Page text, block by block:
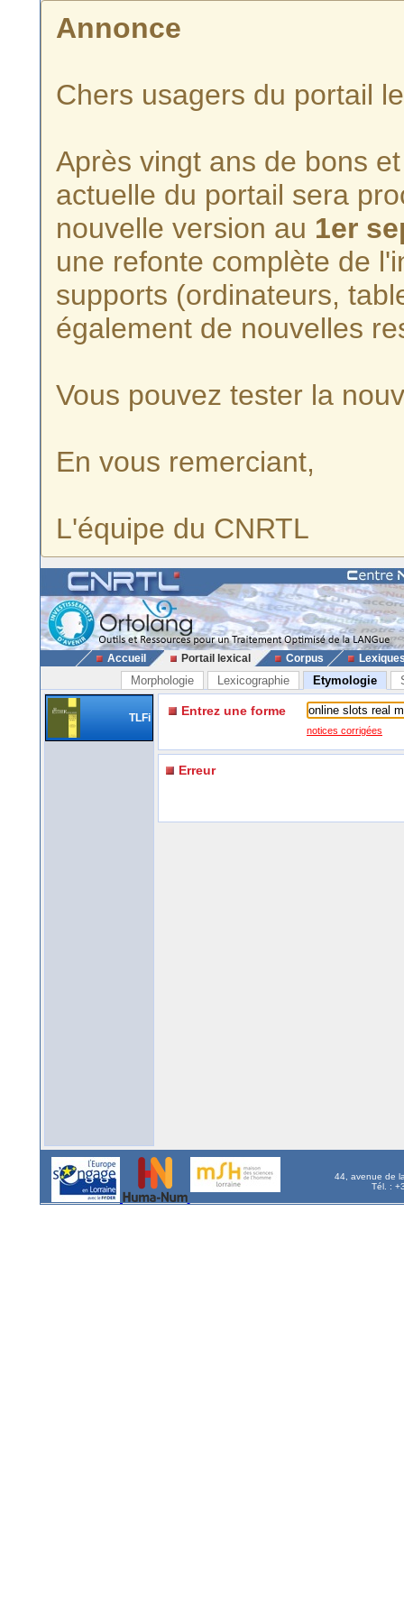
Annonce
Chers usagers du portail
Après vingt ans de bons
actuelle du portail sera
nouvelle version au 1er
une refonte complète de
supports (ordinateurs,
également de nouvelles
Vous pouvez tester la
En vous remerciant,
L'équipe du CNRTL
Accueil Portail lexical Corpus
Morphologie Lexicographie Etymologie
TLFi Entrez une forme
notices corrigées
Erreur
44, avenue de
Tél. :